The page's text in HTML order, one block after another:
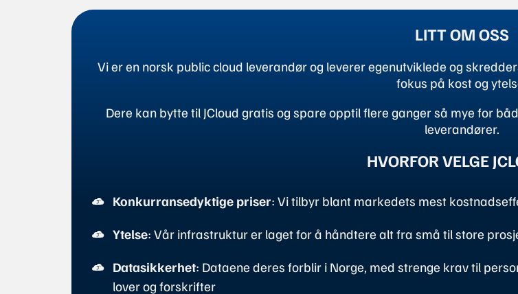
LITT OM OSS
Vi er en norsk public cloud leverandør og leverer egenutviklede og
fokus på kost og
Dere kan bytte til JCloud gratis og spare opptil flere ganger så mye for
leverandører.
HVORFOR VELGE
Konkurransedyktige priser: Vi tilbyr blant markedets mest
Ytelse: Vår infrastruktur er laget for å håndtere alt fra små til store
Datasikkerhet: Dataene deres forblir i Norge, med strenge krav til
lover og forskrifter